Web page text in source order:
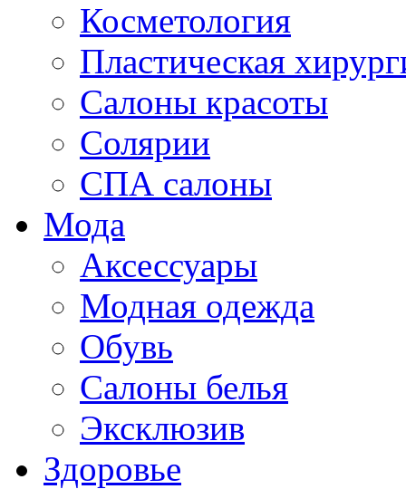
Косметология
Пластическая
Салоны красоты
Солярии
СПА салоны
Мода
Аксессуары
Модная одежда
Обувь
Салоны белья
Эксклюзив
Здоровье